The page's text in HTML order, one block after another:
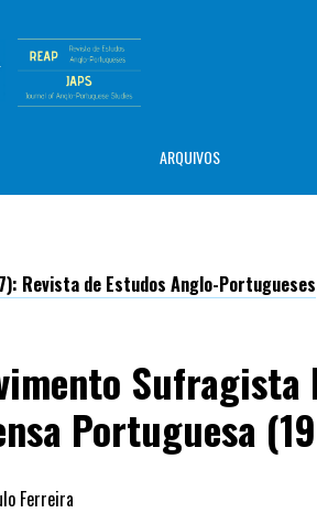
ARQUIVOS
Revista de Estudos Anglo-Portugueses
Portuguesa
Ferreira